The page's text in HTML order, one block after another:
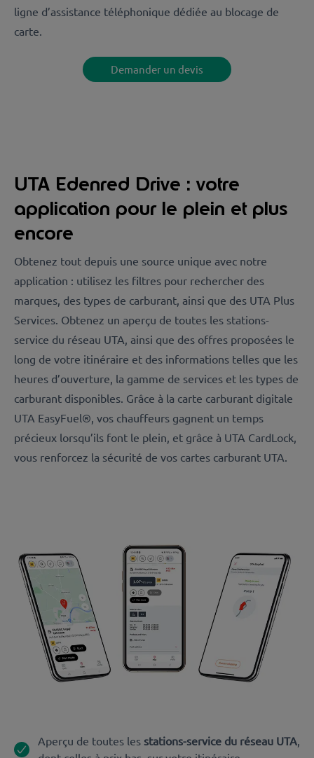
ligne d’assistance téléphonique dédiée au blocage de
carte.
Demander un devis
UTA Edenred Drive : votre
application pour le plein et plus
encore
Obtenez tout depuis une source unique avec notre
application : utilisez les filtres pour rechercher des
marques, des types de carburant, ainsi que des UTA Plus
Services. Obtenez un aperçu de toutes les stations-
service du réseau UTA, ainsi que des offres proposées le
long de votre itinéraire et des informations telles que les
heures d’ouverture, la gamme de services et les types de
carburant disponibles. Grâce à la carte carburant digitale
UTA EasyFuel®, vos chauffeurs gagnent un temps
précieux lorsqu’ils font le plein, et grâce à UTA CardLock,
vous renforcez la sécurité de vos cartes carburant UTA.
Aperçu de toutes les stations-service du réseau UTA,